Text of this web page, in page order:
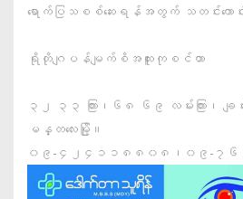
ရောက်ပြသစစ်ဆေးရန်အတွက် သတင်းကောင်း
ရိုတိုဂျပန်မျက်စိအထူးကုစင်တာ
၃၂ ၃၃ ကြား၊၆၈ ၆၉ လမ်းကြား၊ ချမ်
မန္တလေးမြို့။
၀၉-၄၂၄၁၁၈၈၀၈၊၀၉-၇